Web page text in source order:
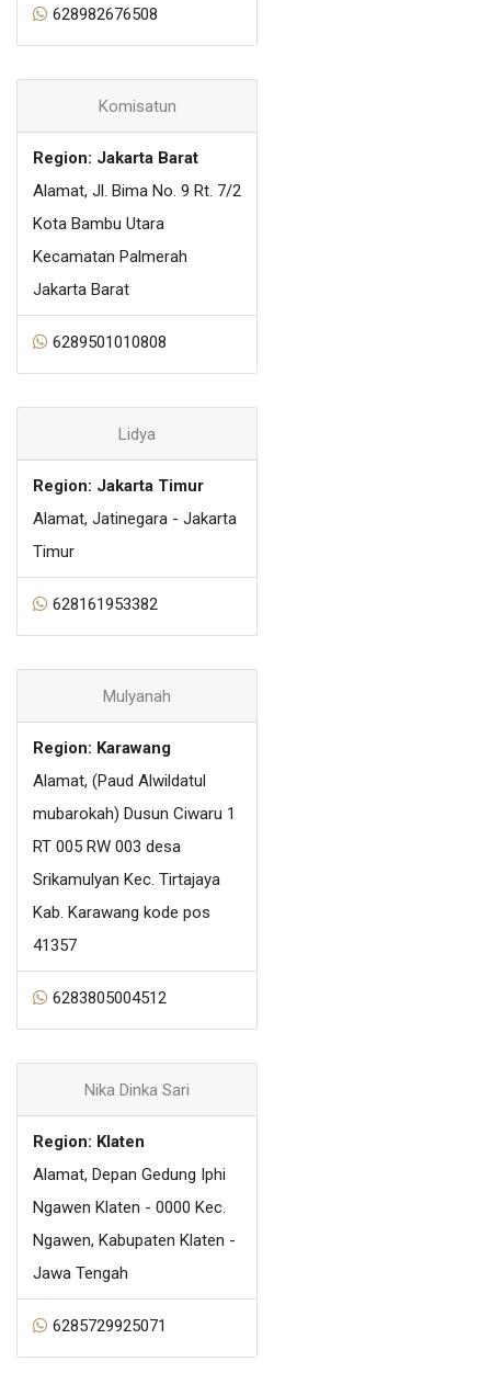
628982676508
Komisatun
Region: Jakarta Barat
Alamat, Jl. Bima No. 9 Rt. 7/2
Kota Bambu Utara
Kecamatan Palmerah
Jakarta Barat
6289501010808
Lidya
Region: Jakarta Timur
Alamat, Jatinegara - Jakarta
Timur
628161953382
Mulyanah
Region: Karawang
Alamat, (Paud Alwildatul
mubarokah) Dusun Ciwaru 1
RT 005 RW 003 desa
Srikamulyan Kec. Tirtajaya
Kab. Karawang kode pos
41357
6283805004512
Nika Dinka Sari
Region: Klaten
Alamat, Depan Gedung Iphi
Ngawen Klaten - 0000 Kec.
Ngawen, Kabupaten Klaten -
Jawa Tengah
6285729925071